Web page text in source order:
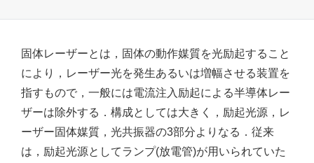
ン
サービス
固体レーザーとは，固体の動作媒質を光励起すること
により，レーザー光を発生あるいは増幅させる装置を
指すもので，一般には電流注入励起による半導体レー
ザーは除外する．構成としては大きく，励起光源，レ
ーザー固体媒質，光共振器の3部分よりなる．従来
は，励起光源としてランプ(放電管)が用いられていた